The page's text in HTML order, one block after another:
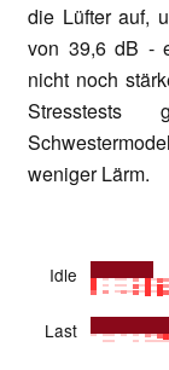
die Lüfter auf,
von 39,6 dB -
nicht noch
Stresstests
weniger Lärm.
Idle
Last